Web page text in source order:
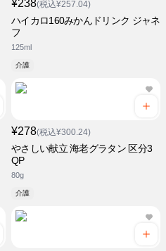
¥238(税込¥257.04)
ハイカロ160みかんドリンク ジャネ
フ
125ml
介護
¥278(税込¥300.24)
やさしい献立 海老グラタン 区分3
QP
80g
介護